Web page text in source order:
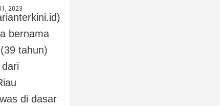
2023
bernama
tahun)
di dasar